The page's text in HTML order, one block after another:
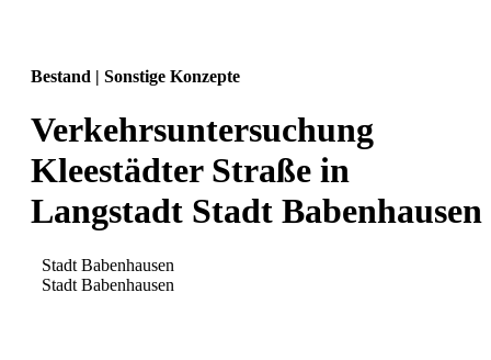
Bestand | Sonstige Konzepte
Verkehrsuntersuchung
Kleestädter Straße in
Langstadt Stadt Babenhausen
Stadt Babenhausen
Stadt Babenhausen